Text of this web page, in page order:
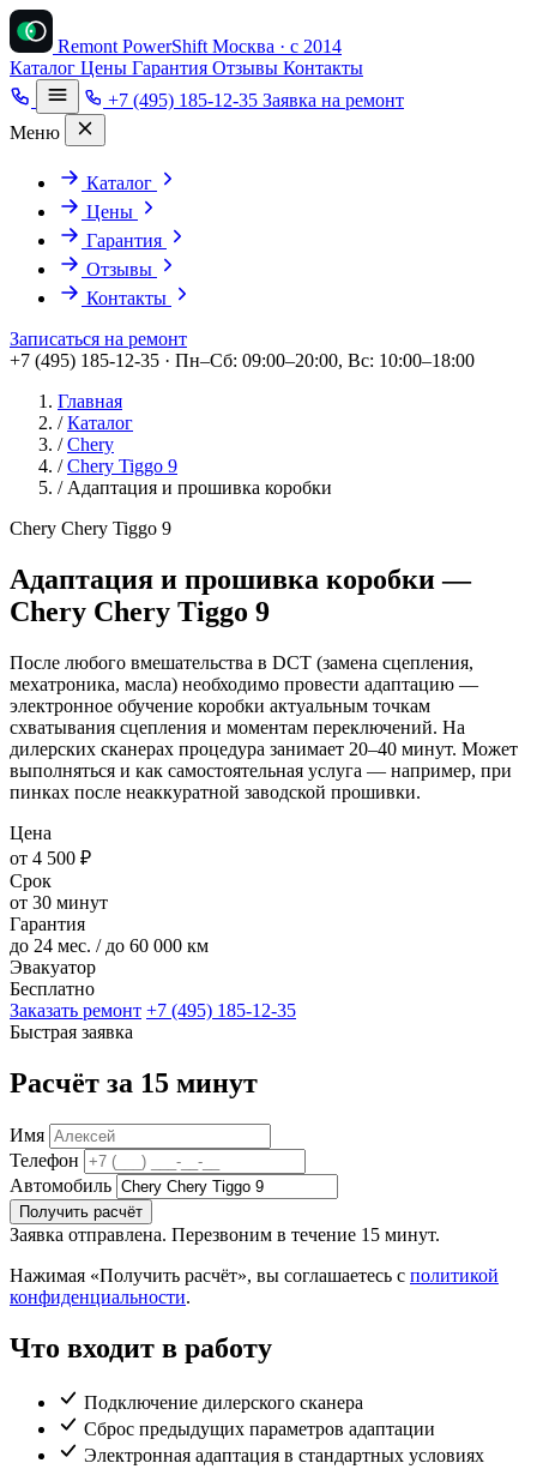
Remont PowerShift Москва · с 2014
Каталог Цены Гарантия Отзывы Контакты
+7 (495) 185-12-35 Заявка на ремонт
Меню
Каталог
Цены
Гарантия
Отзывы
Контакты
Записаться на ремонт
+7 (495) 185-12-35 · Пн–Сб: 09:00–20:00, Вс: 10:00–18:00
Главная
/ Каталог
/ Chery
/ Chery Tiggo 9
/ Адаптация и прошивка коробки
Chery Chery Tiggo 9
Адаптация и прошивка коробки —
Chery Chery Tiggo 9
После любого вмешательства в DCT (замена сцепления,
мехатроника, масла) необходимо провести адаптацию —
электронное обучение коробки актуальным точкам
схватывания сцепления и моментам переключений. На
дилерских сканерах процедура занимает 20–40 минут. Может
выполняться и как самостоятельная услуга — например, при
пинках после неаккуратной заводской прошивки.
Цена
от 4 500 ₽
Срок
от 30 минут
Гарантия
до 24 мес. / до 60 000 км
Эвакуатор
Бесплатно
Заказать ремонт +7 (495) 185-12-35
Быстрая заявка
Расчёт за 15 минут
Имя
Телефон
Автомобиль
Получить расчёт
Заявка отправлена. Перезвоним в течение 15 минут.
Нажимая «Получить расчёт», вы соглашаетесь с политикой
конфиденциальности.
Что входит в работу
Подключение дилерского сканера
Сброс предыдущих параметров адаптации
Электронная адаптация в стандартных условиях